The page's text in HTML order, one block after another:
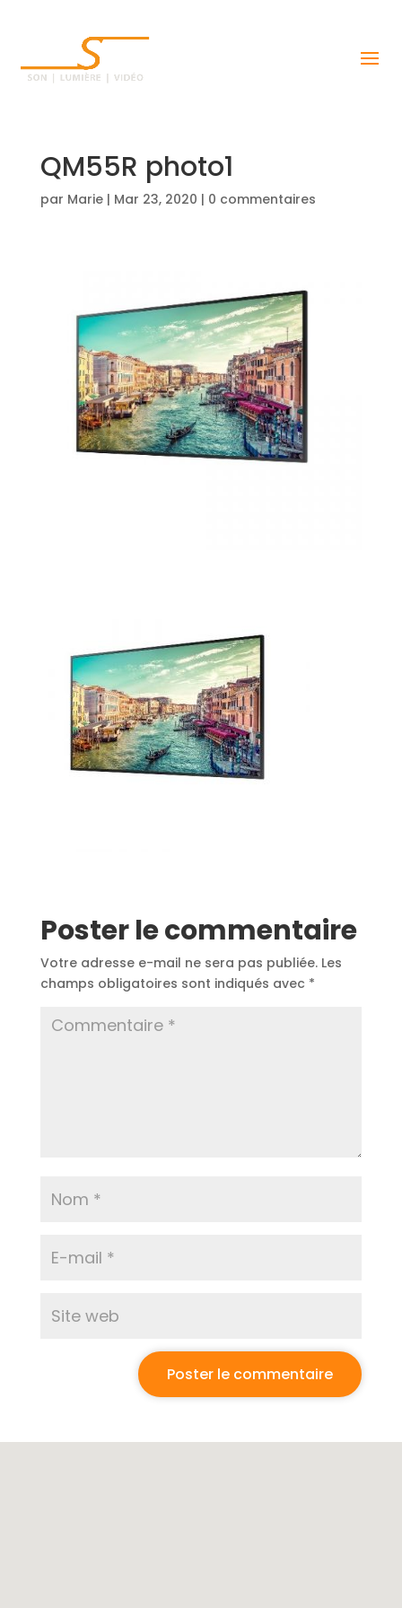
QM55R photo1
par Marie| Mar 23, 2020 | 0 commentaires
Poster le commentaire
Votre adresse e-mail ne sera pas publiée. Les
champs obligatoires sont indiqués avec *